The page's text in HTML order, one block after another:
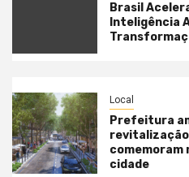
Brasil
Inteligência
Local
Prefeitura
comemoram
cidade